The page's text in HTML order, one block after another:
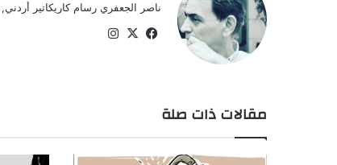
ناصر الجعفري رسام كاريكاتير
فيسبوك
‫X
مقالات ذات صلة